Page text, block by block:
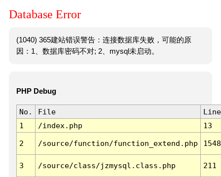
Database Error
(1040) 365建站错误警告：连接数据库失败，可能的原
因：1、数据库密码不对; 2、mysql未启动。
PHP Debug
No. File
Line
1
/index.php 13
2 /source/function/function_extend.php 1548
3 /source/class/jzmysql.class.php 211